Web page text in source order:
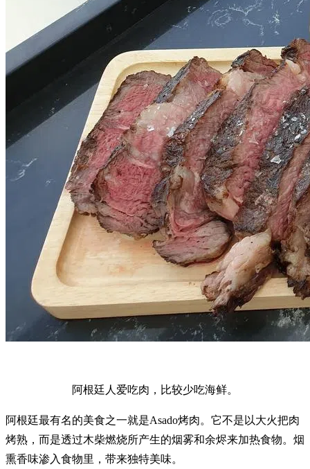
阿根廷人爱吃肉，比较少吃海鲜。
阿根廷最有名的美食之一就是Asado烤肉。它不是以大火把肉
烤熟，而是透过木柴燃烧所产生的烟雾和余烬来加热食物。烟
熏香味渗入食物里，带来独特美味。